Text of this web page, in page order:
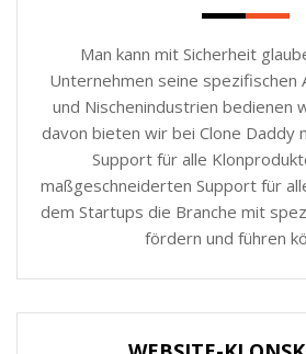
Man kann mit Sicherheit
Unternehmen seine spezifischen
und Nischenindustrien bedienen
davon bieten wir bei Clone Daddy
Support für alle
maßgeschneiderten Support für
dem Startups die Branche mit
fördern und führen